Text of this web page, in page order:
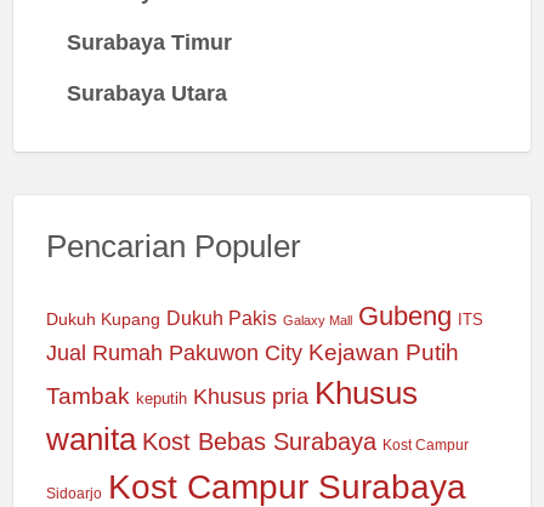
Surabaya Timur
Surabaya Utara
Pencarian Populer
Dukuh Kupang Dukuh Pakis Galaxy Mall Gubeng ITS
Jual Rumah Pakuwon City Kejawan Putih
Tambak keputih Khusus pria Khusus
wanita Kost Bebas Surabaya Kost Campur
Sidoarjo Kost Campur Surabaya